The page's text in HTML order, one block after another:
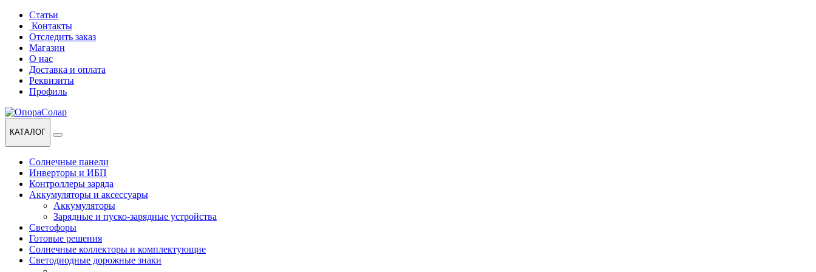
Перейти
навигации
Перейти
содержанию
Статьи
Контакты
Отследить заказ
Магазин
О нас
Доставка и оплата
Реквизиты
Профиль
КАТАЛОГ
Солнечные панели
Инверторы и ИБП
Контроллеры заряда
Аккумуляторы и аксессуары
Аккумуляторы
Зарядные и пуско-зарядные устройства
Светофоры
Готовые решения
Солнечные коллекторы и комплектующие
Светодиодные дорожные знаки